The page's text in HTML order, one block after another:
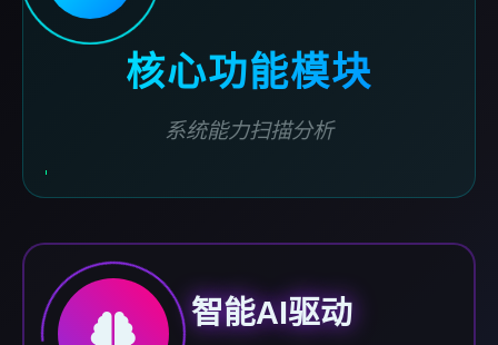
核心功能模块
系统能力扫描分析
智能AI驱动